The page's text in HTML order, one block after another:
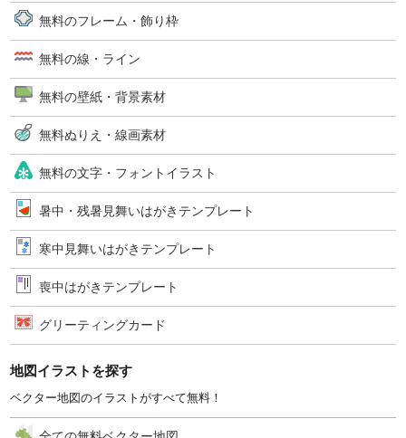
無料のフレーム・飾り枠
無料の線・ライン
無料の壁紙・背景素材
無料ぬりえ・線画素材
無料の文字・フォントイラスト
暑中・残暑見舞いはがきテンプレート
寒中見舞いはがきテンプレート
喪中はがきテンプレート
グリーティングカード
地図イラストを探す
ベクター地図のイラストがすべて無料！